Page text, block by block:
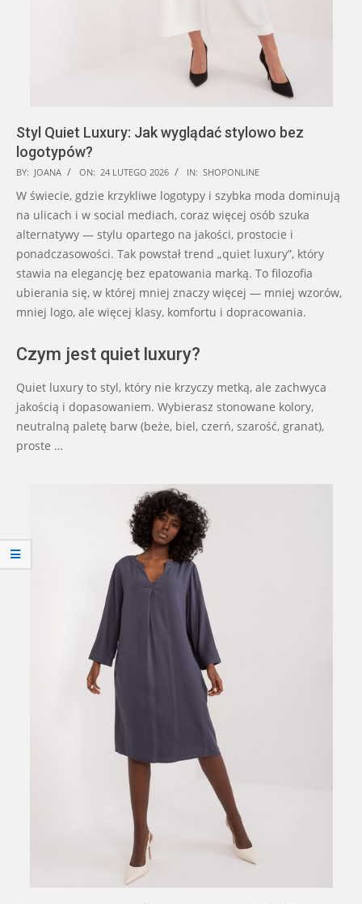
Styl Quiet Luxury: Jak wyglądać stylowo bez
logotypów?
2026-
02-
24
BY: JOANA ON: 24 LUTEGO 2026 IN: SHOPONLINE
W świecie, gdzie krzykliwe logotypy i szybka moda dominują
na ulicach i w social mediach, coraz więcej osób szuka
alternatywy — stylu opartego na jakości, prostocie i
ponadczasowości. Tak powstał trend „quiet luxury”, który
stawia na elegancję bez epatowania marką. To filozofia
ubierania się, w której mniej znaczy więcej — mniej wzorów,
mniej logo, ale więcej klasy, komfortu i dopracowania.
Czym jest quiet luxury?
Quiet luxury to styl, który nie krzyczy metką, ale zachwyca
jakością i dopasowaniem. Wybierasz stonowane kolory,
neutralną paletę barw (beże, biel, czerń, szarość, granat),
proste …